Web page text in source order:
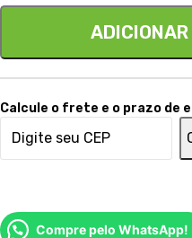
ADICIONAR
Calcule o frete e o prazo de
Compre pelo WhatsApp!